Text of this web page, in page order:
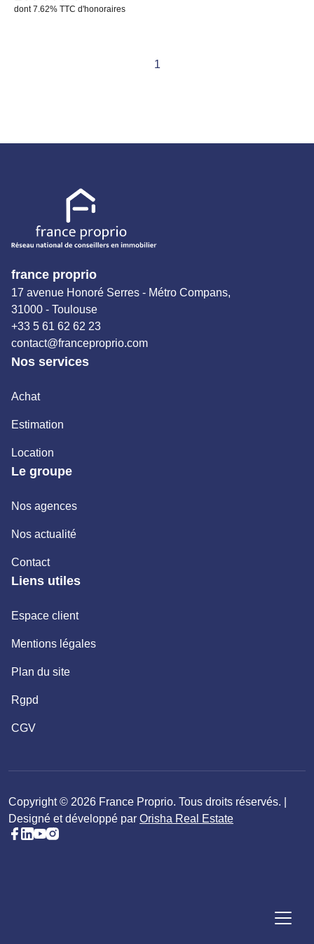
80 08 ou rpigeat@franceproprio.com La présente
immobilier (sans détention de fonds), agent commercial
dont 7.62% TTC d'honoraires
1
france proprio
17 avenue Honoré Serres - Métro Compans,
31000 - Toulouse
+33 5 61 62 62 23
contact@franceproprio.com
Nos services
Achat
Estimation
Location
Le groupe
Nos agences
Nos actualité
Contact
Liens utiles
Espace client
Mentions légales
Plan du site
Rgpd
CGV
Copyright © 2026 France Proprio. Tous droits réservés. |
Designé et développé par Orisha Real Estate